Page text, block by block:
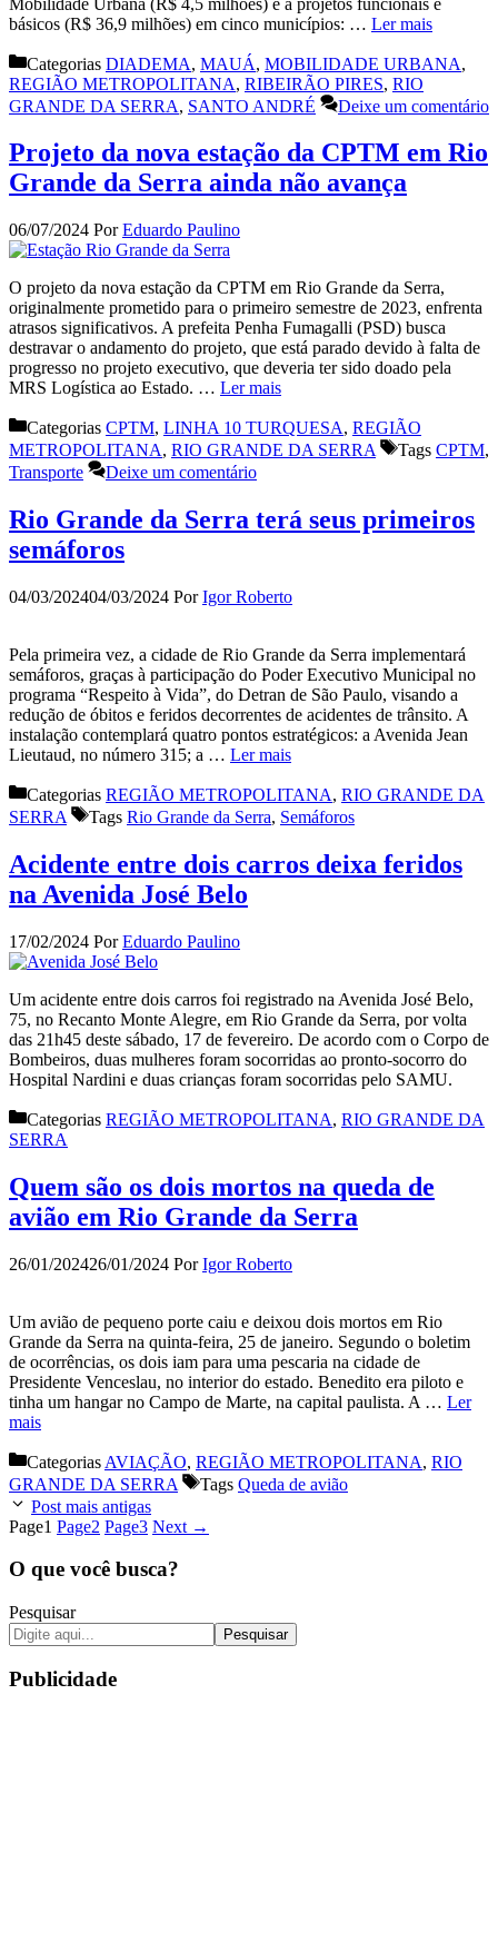
básicos (R$ 36,9 milhões) em cinco municípios: … Ler mais
Categorias DIADEMA, MAUÁ, MOBILIDADE URBANA,
REGIÃO METROPOLITANA, RIBEIRÃO PIRES, RIO
GRANDE DA SERRA, SANTO ANDRÉ Deixe um comentário
Projeto da nova estação da CPTM em Rio
Grande da Serra ainda não avança
06/07/2024 PorEduardo Paulino
O projeto da nova estação da CPTM em Rio Grande da Serra,
originalmente prometido para o primeiro semestre de 2023, enfrenta
atrasos significativos. A prefeita Penha Fumagalli (PSD) busca
destravar o andamento do projeto, que está parado devido à falta de
progresso no projeto executivo, que deveria ter sido doado pela
MRS Logística ao Estado. … Ler mais
Categorias CPTM, LINHA 10 TURQUESA, REGIÃO
METROPOLITANA, RIO GRANDE DA SERRA Tags CPTM,
Transporte
Deixe um comentário
Rio Grande da Serra terá seus primeiros
semáforos
04/03/202404/03/2024 PorIgor Roberto
Pela primeira vez, a cidade de Rio Grande da Serra implementará
semáforos, graças à participação do Poder Executivo Municipal no
programa “Respeito à Vida”, do Detran de São Paulo, visando a
redução de óbitos e feridos decorrentes de acidentes de trânsito. A
instalação contemplará quatro pontos estratégicos: a Avenida Jean
Lieutaud, no número 315; a … Ler mais
Categorias REGIÃO METROPOLITANA, RIO GRANDE DA
SERRA
Tags Rio Grande da Serra, Semáforos
Acidente entre dois carros deixa feridos
na Avenida José Belo
17/02/2024 PorEduardo Paulino
Um acidente entre dois carros foi registrado na Avenida José Belo,
75, no Recanto Monte Alegre, em Rio Grande da Serra, por volta
das 21h45 deste sábado, 17 de fevereiro. De acordo com o Corpo de
Bombeiros, duas mulheres foram socorridas ao pronto-socorro do
Hospital Nardini e duas crianças foram socorridas pelo SAMU.
Categorias REGIÃO METROPOLITANA, RIO GRANDE DA
SERRA
Quem são os dois mortos na queda de
avião em Rio Grande da Serra
26/01/202426/01/2024 PorIgor Roberto
Um avião de pequeno porte caiu e deixou dois mortos em Rio
Grande da Serra na quinta-feira, 25 de janeiro. Segundo o boletim
de ocorrências, os dois iam para uma pescaria na cidade de
Presidente Venceslau, no interior do estado. Benedito era piloto e
tinha um hangar no Campo de Marte, na capital paulista. A … Ler
mais
Categorias AVIAÇÃO, REGIÃO METROPOLITANA, RIO
GRANDE DA SERRA
Tags Queda de avião
Post mais antigas
Page1 Page2 Page3 Next →
O que você busca?
Pesquisar
Pesquisar
Publicidade